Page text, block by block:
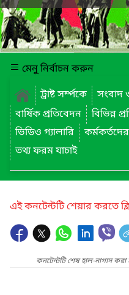
মেনু নির্বাচন করুন
ট্রাষ্ট সর্ম্পকে
সংবাদ
বার্ষিক প্রতিবেদন
বিভিন্ন
ভিডিও গ্যালারি
তথ্য ফরম যাচাই
এই কনটেন্টটি শেয়ার করতে
কনটেন্টটি শেষ হাল-নাগাদ